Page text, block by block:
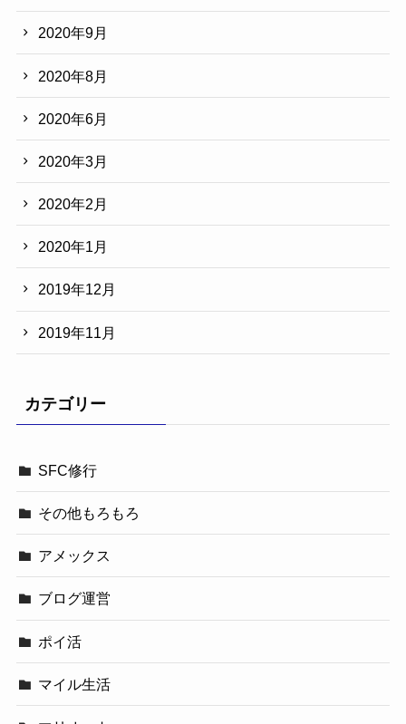
2020年9月
2020年8月
2020年6月
2020年3月
2020年2月
2020年1月
2019年12月
2019年11月
カテゴリー
SFC修行
その他もろもろ
アメックス
ブログ運営
ポイ活
マイル生活